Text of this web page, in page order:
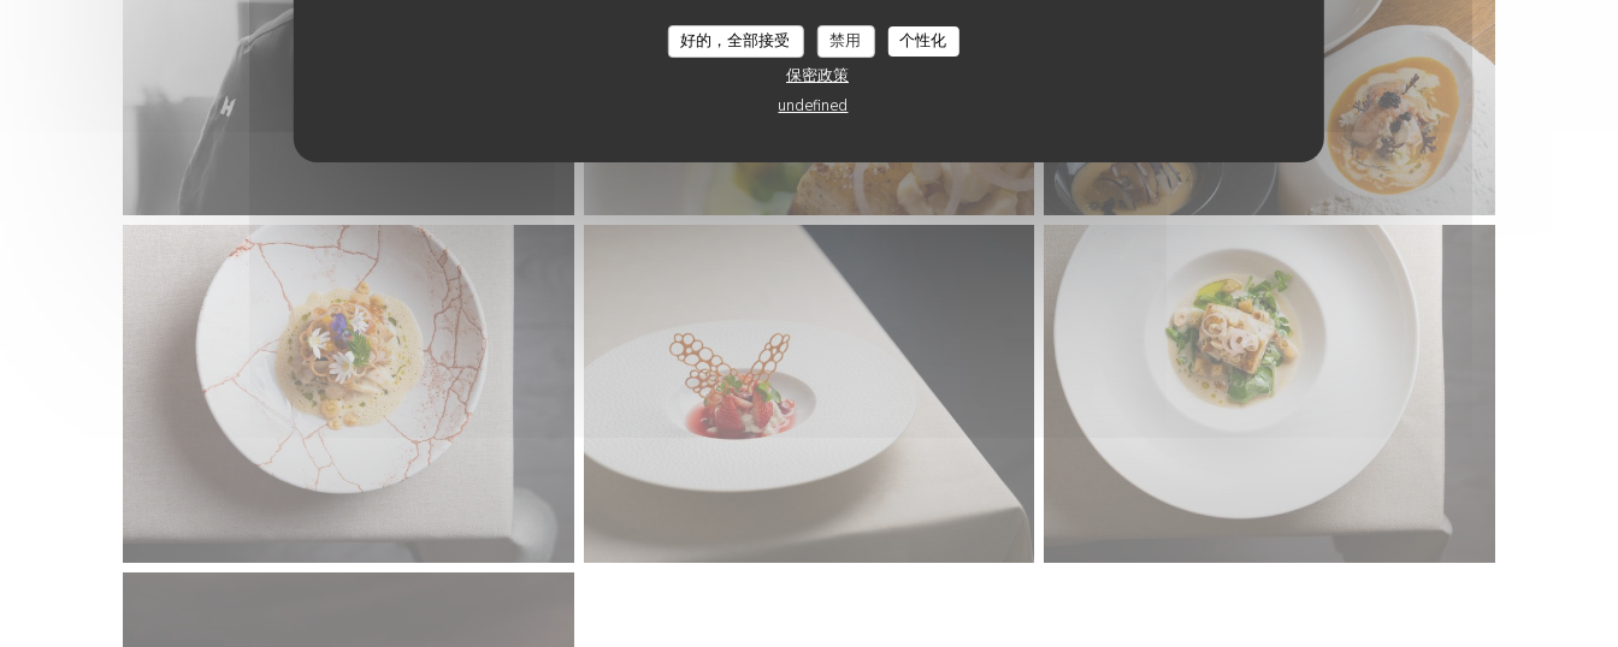
好的，全部接受 禁用
个性化
保密政策
undefined